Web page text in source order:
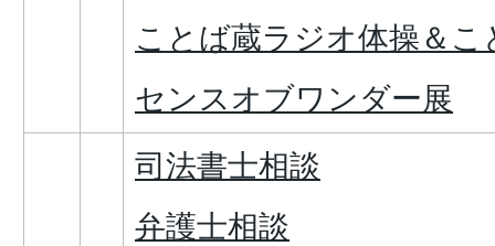
ことば蔵ラジオ体操＆こ
センスオブワンダー展
司法書士相談
弁護士相談